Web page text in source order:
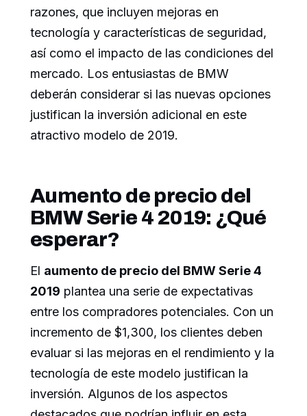
razones, que incluyen mejoras en
tecnología y características de seguridad,
así como el impacto de las condiciones del
mercado. Los entusiastas de BMW
deberán considerar si las nuevas opciones
justifican la inversión adicional en este
atractivo modelo de 2019.
Aumento de precio del
BMW Serie 4 2019: ¿Qué
esperar?
El aumento de precio del BMW Serie 4
2019 plantea una serie de expectativas
entre los compradores potenciales. Con un
incremento de $1,300, los clientes deben
evaluar si las mejoras en el rendimiento y la
tecnología de este modelo justifican la
inversión. Algunos de los aspectos